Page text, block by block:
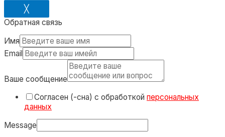
╳
Обратная связь
Имя
Email
Ваше сообщение
Согласен (-сна) с обработкой персональных
данных
Message